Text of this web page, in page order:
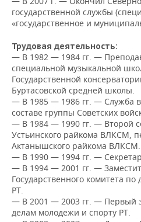
ОПК
ЭНЕРГЕТИКА
ТРАНСПОРТ
УСЛУГИ
IT
МЕДИА
ТЕЛЕКОММУНИКАЦИИ
НОВОСТИ МЕРОПРИЯТИЙ
ВЫЕЗДНАЯ РЕДАКЦИЯ
БИЗНЕС-БРАНЧИ
ONLINE-КОНФЕРЕНЦИИ
ОТКРЫТАЯ ЛЕКЦИЯ
СПОРТ
НОВОСТИ СПОРТА
ФУТБОЛ
ХОККЕЙ
БАСКЕТБОЛ
ВОЛЕЙБОЛ
КИБЕРСПОРТ
ФИГУРНОЕ КАТАНИЕ
ОБЩЕСТВО
НОВОСТИ ОБЩЕСТВА
ВЛАСТЬ
ИНФРАСТРУКТУРА
ИСТОРИЯ
КУЛЬТУРА
МЕДИЦИНА
ФОТОГАЛЕРЕЯ
СЮЖЕТЫ
СПРАВОЧНИК
СПИСОК ПЕРСОН
СПИСОК КОМПАНИЙ
ПОЛНАЯ ВЕРСИЯ
государственной службы
«государственное и
Трудовая деятельность:
— В 1982 — 1984 гг. —
специальной музыкальной
Государственной
Буртасовской средней школы.
— В 1985 — 1986 гг. — Служба
составе группы Советских
— В 1984 — 1990 гг. — Второй
Устьинского райкома ВЛКСМ,
Актанышского райкома ВЛКСМ.
— В 1990 — 1994 гг. —
— В 1994 — 2001 гг. —
Государственного комитета
РТ.
— В 2001 — 2003 гг. — Первый
делам молодежи и спорту РТ.